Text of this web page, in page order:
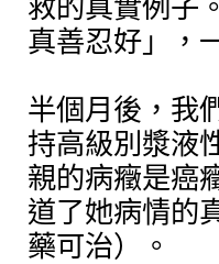
救的真實例子
真善忍好」，
半個月後，我
持高級別漿液
親的病癥是癌
道了她病情的
藥可治）。